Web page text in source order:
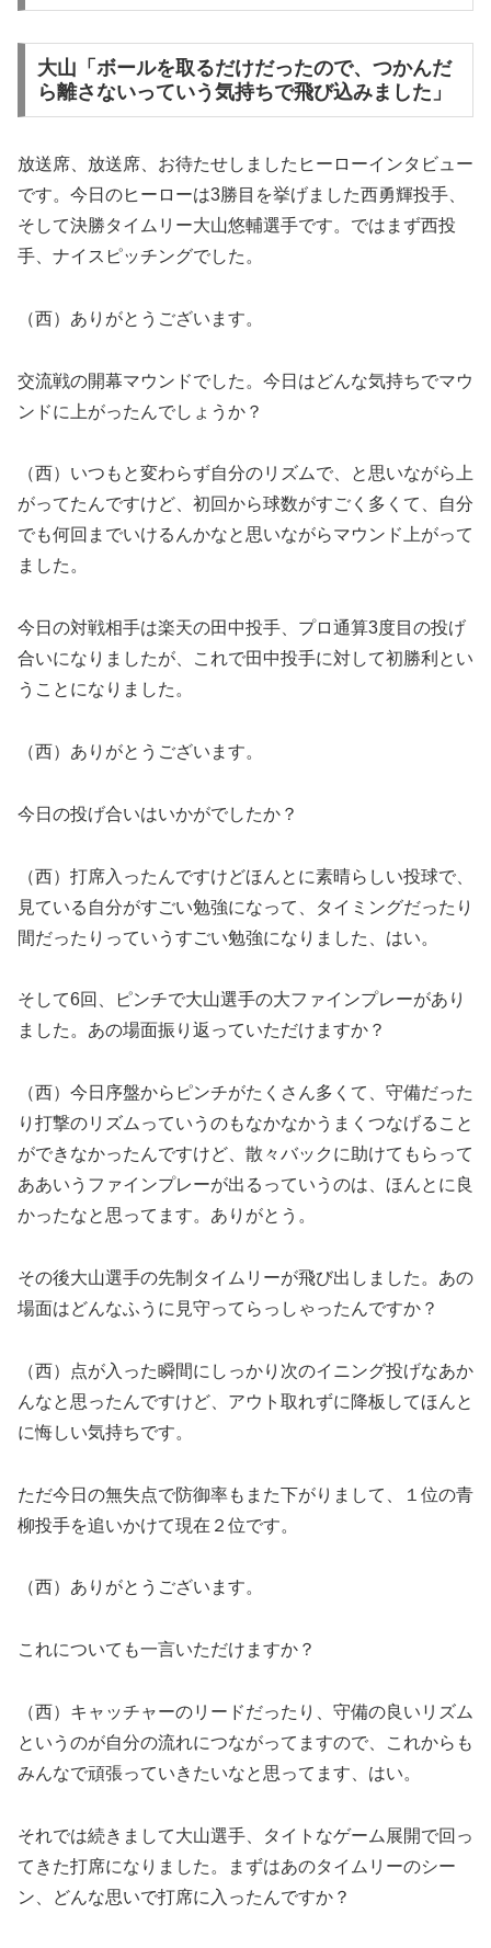
大山「ボールを取るだけだったので、つかんだ
ら離さないっていう気持ちで飛び込みました」
放送席、放送席、お待たせしましたヒーローインタビュー
です。今日のヒーローは3勝目を挙げました西勇輝投手、
そして決勝タイムリー大山悠輔選手です。ではまず西投
手、ナイスピッチングでした。
（西）ありがとうございます。
交流戦の開幕マウンドでした。今日はどんな気持ちでマウ
ンドに上がったんでしょうか？
（西）いつもと変わらず自分のリズムで、と思いながら上
がってたんですけど、初回から球数がすごく多くて、自分
でも何回までいけるんかなと思いながらマウンド上がって
ました。
今日の対戦相手は楽天の田中投手、プロ通算3度目の投げ
合いになりましたが、これで田中投手に対して初勝利とい
うことになりました。
（西）ありがとうございます。
今日の投げ合いはいかがでしたか？
（西）打席入ったんですけどほんとに素晴らしい投球で、
見ている自分がすごい勉強になって、タイミングだったり
間だったりっていうすごい勉強になりました、はい。
そして6回、ピンチで大山選手の大ファインプレーがあり
ました。あの場面振り返っていただけますか？
（西）今日序盤からピンチがたくさん多くて、守備だった
り打撃のリズムっていうのもなかなかうまくつなげること
ができなかったんですけど、散々バックに助けてもらって
ああいうファインプレーが出るっていうのは、ほんとに良
かったなと思ってます。ありがとう。
その後大山選手の先制タイムリーが飛び出しました。あの
場面はどんなふうに見守ってらっしゃったんですか？
（西）点が入った瞬間にしっかり次のイニング投げなあか
んなと思ったんですけど、アウト取れずに降板してほんと
に悔しい気持ちです。
ただ今日の無失点で防御率もまた下がりまして、１位の青
柳投手を追いかけて現在２位です。
（西）ありがとうございます。
これについても一言いただけますか？
（西）キャッチャーのリードだったり、守備の良いリズム
というのが自分の流れにつながってますので、これからも
みんなで頑張っていきたいなと思ってます、はい。
それでは続きまして大山選手、タイトなゲーム展開で回っ
てきた打席になりました。まずはあのタイムリーのシー
ン、どんな思いで打席に入ったんですか？